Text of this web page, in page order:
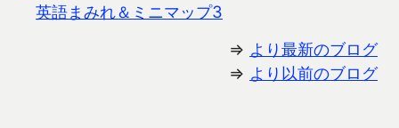
英語まみれ＆ミニマップ3
⇒ より最新のブログ
⇒ より以前のブログ